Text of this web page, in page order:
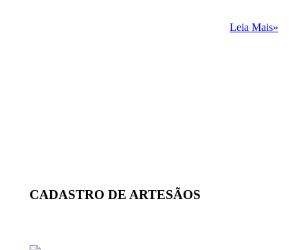
Leia Mais»
CADASTRO DE ARTESÃOS